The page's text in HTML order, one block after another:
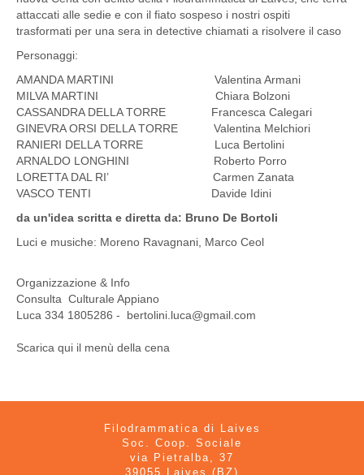
attaccati alle sedie e con il fiato sospeso i nostri ospiti
trasformati per una sera in detective chiamati a risolvere il caso
Personaggi:
AMANDA MARTINI Valentina Armani
MILVA MARTINI Chiara Bolzoni
CASSANDRA DELLA TORRE Francesca Calegari
GINEVRA ORSI DELLA TORRE Valentina Melchiori
RANIERI DELLA TORRE Luca Bertolini
ARNALDO LONGHINI Roberto Porro
LORETTA DAL RI’ Carmen Zanata
VASCO TENTI Davide Idini
da un'idea scritta e diretta da: Bruno De Bortoli
Luci e musiche: Moreno Ravagnani, Marco Ceol
Organizzazione & Info
Consulta Culturale Appiano
Luca 334 1805286 - bertolini.luca@gmail.com
Scarica qui il menù della cena
Filodrammatica di Laives
Soc. Coop. Sociale
via Pietralba, 37
39055 Laives (BZ)